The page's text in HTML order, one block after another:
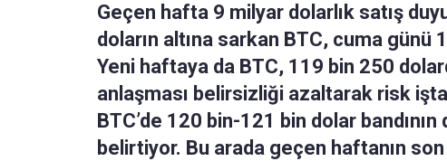
Geçen hafta 9 milyar dolarlık satış
doların altına sarkan BTC, cuma günü
Yeni haftaya da BTC, 119 bin 250
anlaşması belirsizliği azaltarak risk
BTC’de 120 bin-121 bin dolar bandının
belirtiyor. Bu arada geçen haftanın